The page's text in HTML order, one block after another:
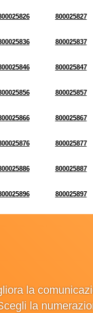
800025827
800025837
800025847
800025857
800025867
800025877
800025887
800025897
la
la